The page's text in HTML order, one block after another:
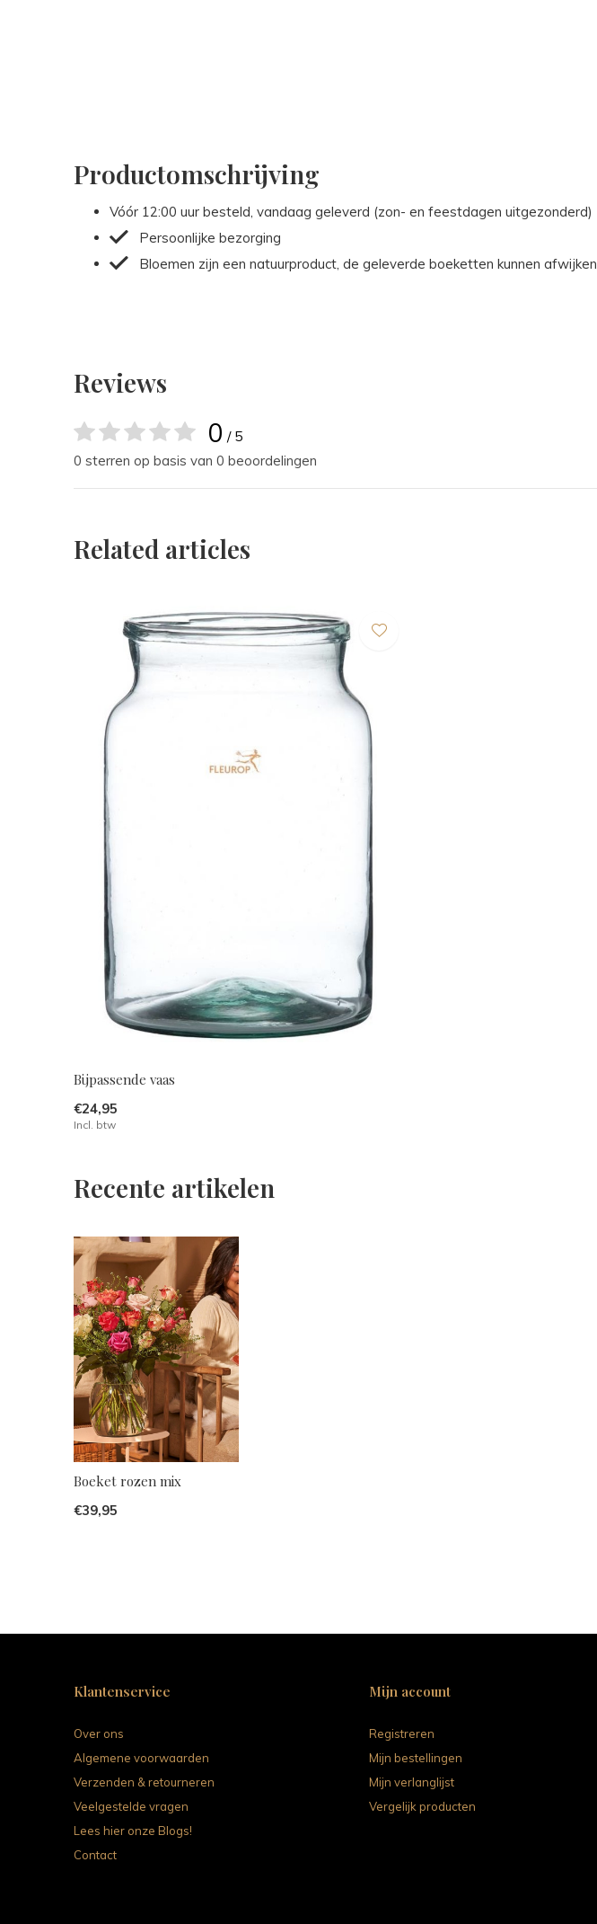
Productomschrijving
Vóór 12:00 uur besteld, vandaag geleverd (zon- en feestdagen uitgezonderd)
Persoonlijke bezorging
Bloemen zijn een natuurproduct, de geleverde boeketten kunnen afwijken
Reviews
0 / 5
0 sterren op basis van 0 beoordelingen
Related articles
Bijpassende vaas
€24,95
Incl. btw
Recente artikelen
Boeket rozen mix
€39,95
Klantenservice
Over ons
Algemene voorwaarden
Verzenden & retourneren
Veelgestelde vragen
Lees hier onze Blogs!
Contact
Mijn account
Registreren
Mijn bestellingen
Mijn verlanglijst
Vergelijk producten